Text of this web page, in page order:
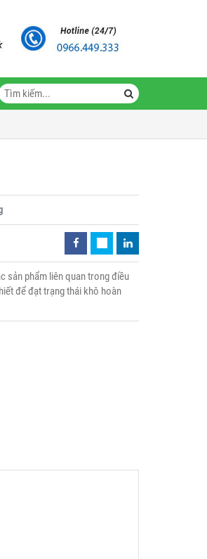
sản phẩm liên quan trong điều
để đạt trạng thái khô hoàn